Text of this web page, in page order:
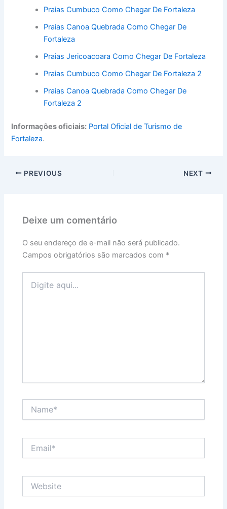
Praias Cumbuco Como Chegar De Fortaleza
Praias Canoa Quebrada Como Chegar De
Fortaleza
Praias Jericoacoara Como Chegar De Fortaleza
Praias Cumbuco Como Chegar De Fortaleza 2
Praias Canoa Quebrada Como Chegar De
Fortaleza 2
Informações oficiais: Portal Oficial de Turismo de
Fortaleza.
PREVIOUS NEXT
Deixe um comentário
O seu endereço de e-mail não será publicado.
Campos obrigatórios são marcados com *
aqui...